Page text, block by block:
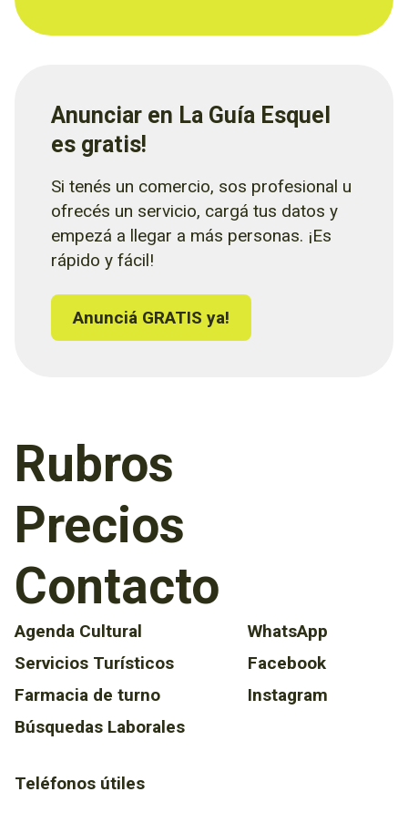
Anunciar en La Guía Esquel
es gratis!
Si tenés un comercio, sos profesional u
ofrecés un servicio, cargá tus datos y
empezá a llegar a más personas. ¡Es
rápido y fácil!
Anunciá GRATIS ya!
Rubros
Precios
Contacto
Agenda Cultural
Servicios Turísticos
Farmacia de turno
Búsquedas Laborales
Teléfonos útiles
WhatsApp
Facebook
Instagram